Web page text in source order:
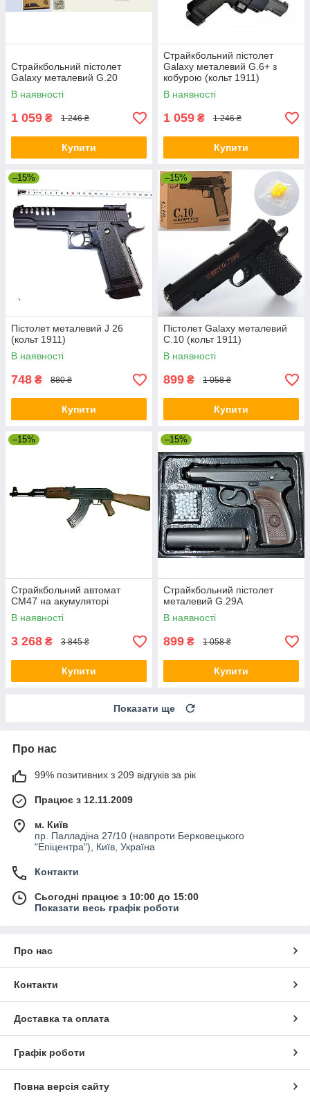
Страйкбольний пістолет
Galaxy металевий G.20
В наявності
1 059 ₴ 1 246 ₴
Купити
Страйкбольний пістолет
Galaxy металевий G.6+ з
кобурою (кольт 1911)
В наявності
1 059 ₴ 1 246 ₴
Купити
–15%
Пістолет металевий J 26
(кольт 1911)
В наявності
748 ₴ 880 ₴
Купити
–15%
Пістолет Galaxy металевий
C.10 (кольт 1911)
В наявності
899 ₴ 1 058 ₴
Купити
–15%
Страйкбольний автомат
CM47 на акумуляторі
В наявності
3 268 ₴ 3 845 ₴
Купити
–15%
Страйкбольний пістолет
металевий G.29A
В наявності
899 ₴ 1 058 ₴
Купити
Показати ще
Про нас
99% позитивних з 209 відгуків за рік
Працює з 12.11.2009
м. Київ
пр. Палладіна 27/10 (навпроти Берковецького
"Епіцентра"), Київ, Україна
Контакти
Сьогодні працює з 10:00 до 15:00
Показати весь графік роботи
Про нас
Контакти
Доставка та оплата
Графік роботи
Повна версія сайту